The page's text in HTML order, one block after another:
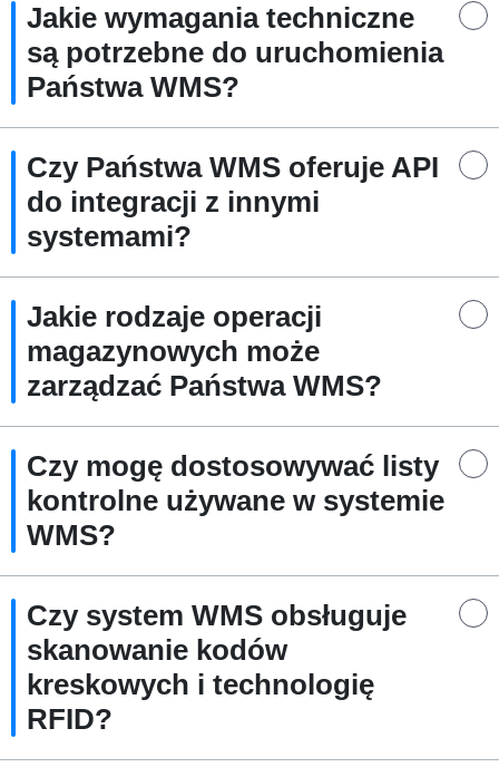
Jakie wymagania techniczne
są potrzebne do uruchomienia
Państwa WMS?
Czy Państwa WMS oferuje API
do integracji z innymi
systemami?
Jakie rodzaje operacji
magazynowych może
zarządzać Państwa WMS?
Czy mogę dostosowywać listy
kontrolne używane w systemie
WMS?
Czy system WMS obsługuje
skanowanie kodów
kreskowych i technologię
RFID?